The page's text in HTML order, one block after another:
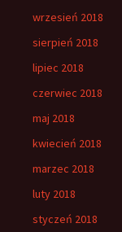
wrzesień 2018
sierpień 2018
lipiec 2018
czerwiec 2018
maj 2018
kwiecień 2018
marzec 2018
luty 2018
styczeń 2018